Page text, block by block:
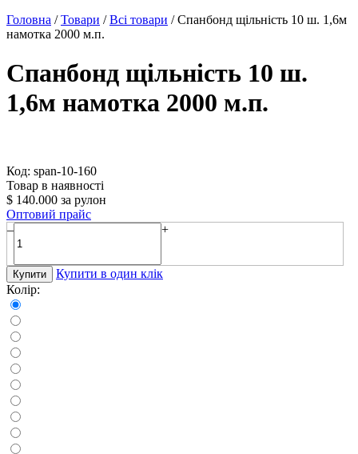
Головна /Товари /Всі товари /Спанбонд щільність 10 ш. 1,6м
намотка 2000 м.п.
Спанбонд щільність 10 ш.
1,6м намотка 2000 м.п.
Код: span-10-160
Товар в наявності
$ 140.000 за рулон
Оптовий прайс
–
+
Купити
Купити в один клік
Колір: